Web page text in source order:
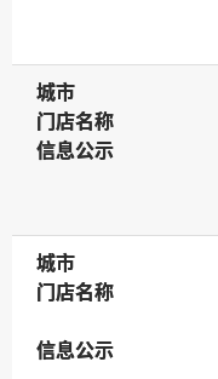
城市
城市
门店名称
门店名称
信息公示
信息公示
城市
城市
门店名称
门店名称
信息公示
信息公示